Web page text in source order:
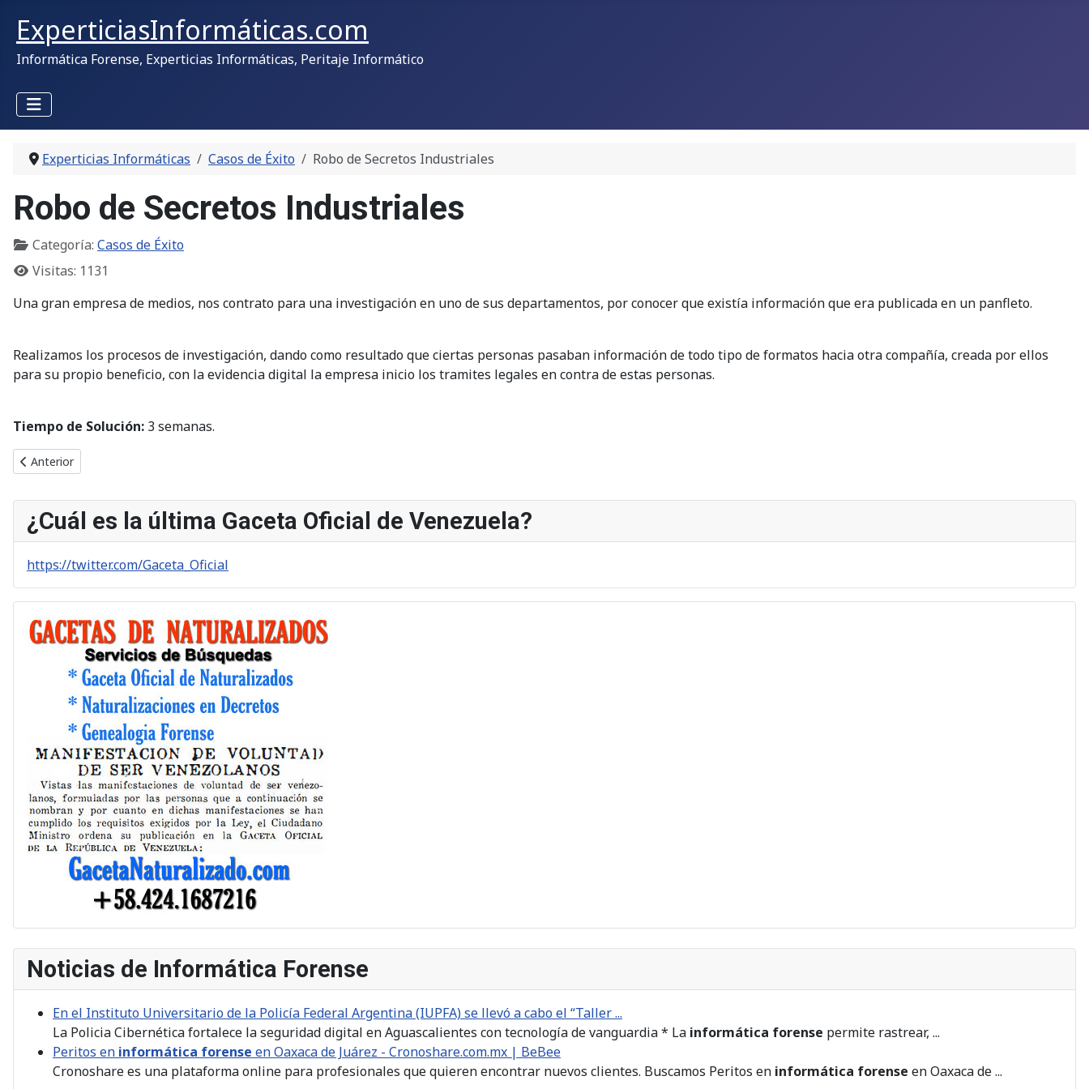
ExperticiasInformáticas.com
Informática Forense, Experticias Informáticas, Peritaje Informático
Experticias Informáticas Casos de Éxito Robo de Secretos Industriales
Robo de Secretos Industriales
Categoría: Casos de Éxito
Visitas: 1131
Una gran empresa de medios, nos contrato para una investigación en uno de sus departamentos, por conocer que existía información que era publicada en un panfleto.
Realizamos los procesos de investigación, dando como resultado que ciertas personas pasaban información de todo tipo de formatos hacia otra compañía, creada por ellos
para su propio beneficio, con la evidencia digital la empresa inicio los tramites legales en contra de estas personas.
Tiempo de Solución: 3 semanas.
Artículo anterior: Protección de Derechos de Autor
Anterior
¿Cuál es la última Gaceta Oficial de Venezuela?
https://twitter.com/Gaceta_Oficial
Noticias de Informática Forense
En el Instituto Universitario de la Policía Federal Argentina (IUPFA) se llevó a cabo el “Taller ...
La Policia Cibernética fortalece la seguridad digital en Aguascalientes con tecnología de vanguardia * La informática forense permite rastrear, ...
Peritos en informática forense en Oaxaca de Juárez - Cronoshare.com.mx | BeBee
Cronoshare es una plataforma online para profesionales que quieren encontrar nuevos clientes. Buscamos Peritos en informática forense en Oaxaca de ...